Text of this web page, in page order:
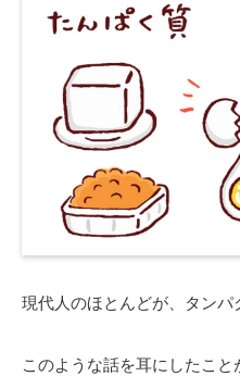
現代人のほとんどが、タンパ
このような話を耳にしたこ